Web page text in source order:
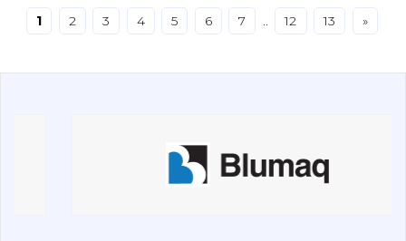
Навесное оборудование
1 2 3 4 5 6 7 12 13 »